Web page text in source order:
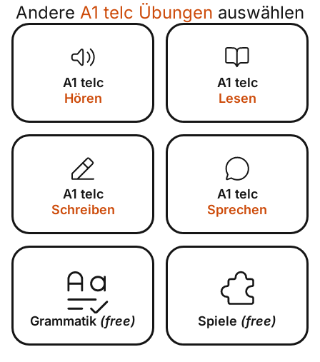
Andere A1 telc Übungen auswählen
A1 telc
Hören
A1 telc
Lesen
A1 telc
Schreiben
A1 telc
Sprechen
Grammatik (free) Spiele (free)